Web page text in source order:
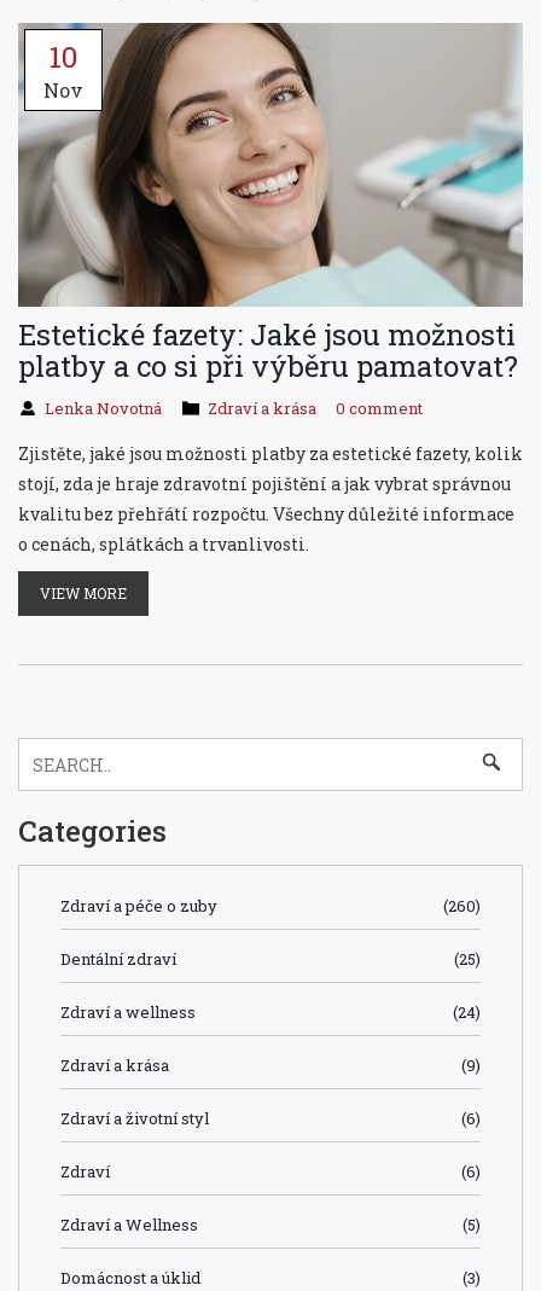
10
Nov
Estetické fazety: Jaké jsou možnosti
platby a co si při výběru pamatovat?
Lenka Novotná Zdraví a krása 0 comment
Zjistěte, jaké jsou možnosti platby za estetické fazety, kolik
stojí, zda je hraje zdravotní pojištění a jak vybrat správnou
kvalitu bez přehřátí rozpočtu. Všechny důležité informace
o cenách, splátkách a trvanlivosti.
VIEW MORE
Categories
Zdraví a péče o zuby (260)
Dentální zdraví (25)
Zdraví a wellness (24)
Zdraví a krása (9)
Zdraví a životní styl (6)
Zdraví (6)
Zdraví a Wellness (5)
Domácnost a úklid (3)